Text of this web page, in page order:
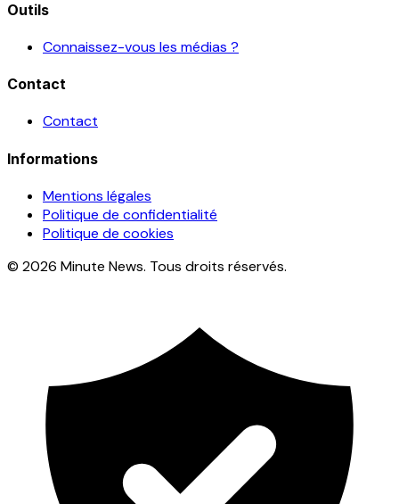
Outils
Connaissez-vous les médias ?
Contact
Contact
Informations
Mentions légales
Politique de confidentialité
Politique de cookies
© 2026 Minute News. Tous droits réservés.